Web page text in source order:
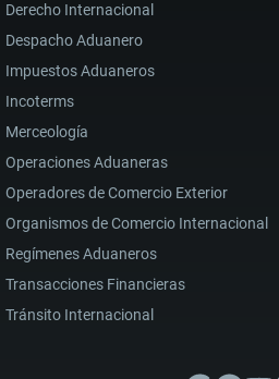
Derecho Internacional
Despacho Aduanero
Impuestos Aduaneros
Incoterms
Merceología
Operaciones Aduaneras
Operadores de Comercio Exterior
Organismos de Comercio Internacional
Regímenes Aduaneros
Transacciones Financieras
Tránsito Internacional